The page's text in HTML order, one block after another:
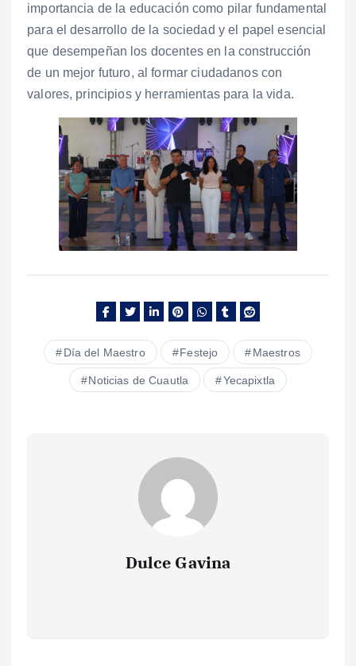
importancia de la educación como pilar fundamental
para el desarrollo de la sociedad y el papel esencial
que desempeñan los docentes en la construcción
de un mejor futuro, al formar ciudadanos con
valores, principios y herramientas para la vida.
Día del Maestro Festejo Maestros
Noticias de Cuautla Yecapixtla
Dulce Gavina